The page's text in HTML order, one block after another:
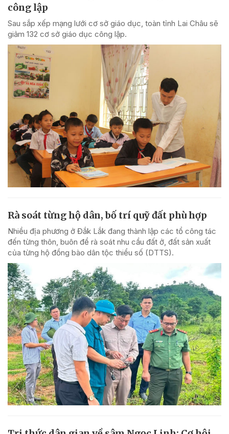
công lập
Sau sắp xếp mạng lưới cơ sở giáo dục, toàn tỉnh Lai Châu sẽ
giảm 132 cơ sở giáo dục công lập.
Rà soát từng hộ dân, bố trí quỹ đất phù hợp
Nhiều địa phương ở Đắk Lắk đang thành lập các tổ công tác
đến từng thôn, buôn để rà soát nhu cầu đất ở, đất sản xuất
của từng hộ đồng bào dân tộc thiểu số (DTTS).